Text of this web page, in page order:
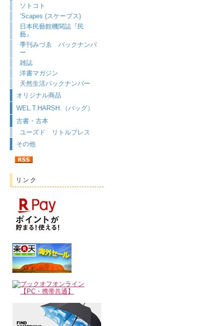
ソトコト
‘Scapes (スケープス)
日本民藝館機関誌『民
藝』
季刊みづゑ バックナンバ
ー
雑誌
洋書マガジン
天然生活バックナンバー
オリジナル商品
WEL.T.HARSH.（バッグ）
古書・古本
ユーズド リトルプレス
その他
リンク